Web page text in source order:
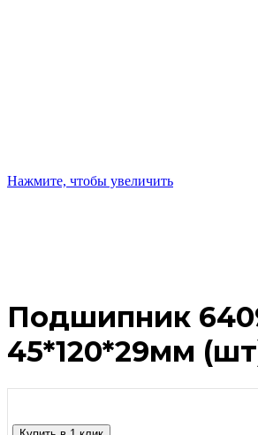
Нажмите, чтобы увеличить
Подшипник
45*120*29мм